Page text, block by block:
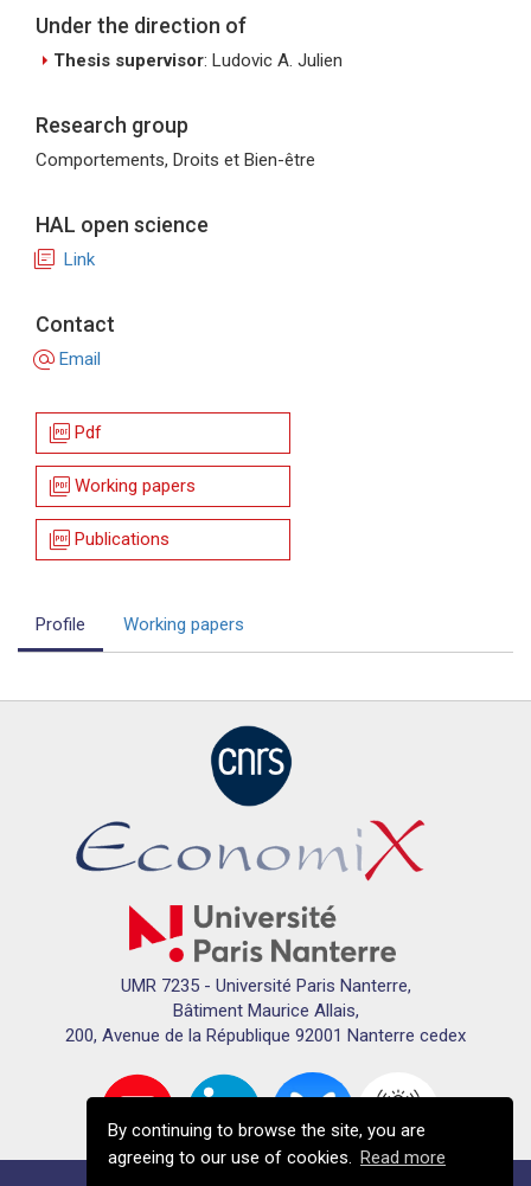
By continuing to browse the site, you are
agreeing to our use of cookies. Read more
Under the direction of
arrow_rightThesis supervisor: Ludovic A. Julien
Research group
Comportements, Droits et Bien-être
HAL open science
library_books Link
Contact
alternate_email Email
picture_as_pdf Pdf
picture_as_pdf Working papers
picture_as_pdf Publications
Profile Working papers
UMR 7235 - Université Paris Nanterre,
Bâtiment Maurice Allais,
200, Avenue de la République 92001 Nanterre cedex